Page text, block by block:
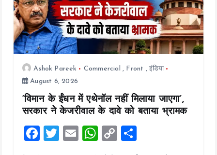
n
Ashok Pareek Commercial , Front ,इंडिया
August 6, 2026
‘विमान के ईंधन में एथेनॉल नहीं मिलाया जाएगा’,
सरकार ने केजरीवाल के दावे को बताया भ्रामक
F
T
E
W
C